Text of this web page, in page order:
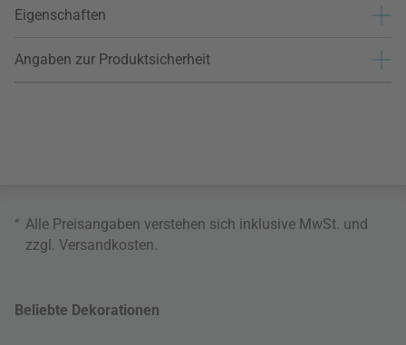
Eigenschaften
Angaben zur Produktsicherheit
* Alle Preisangaben verstehen sich inklusive MwSt. und
zzgl. Versandkosten
Beliebte Dekorationen